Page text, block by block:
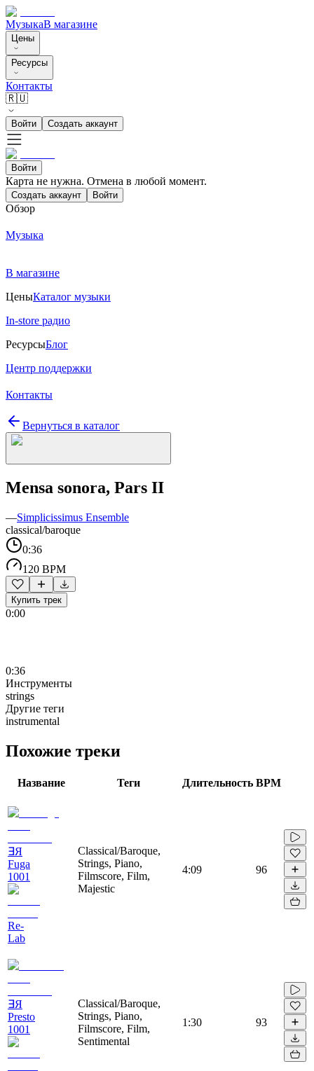
МузыкаВ магазине
Цены
Ресурсы
Контакты
🇷🇺
Войти Создать аккаунт
Войти
Карта не нужна. Отмена в любой момент.
Создать аккаунт Войти
Обзор
Музыка
В магазине
ЦеныКаталог музыки
In-store радио
РесурсыБлог
Центр поддержки
Контакты
Вернуться в каталог
Mensa sonora, Pars II
—Simplicissimus Ensemble
classical/baroque
0:36
120 BPM
Купить трек
0:00
0:36
Инструменты
strings
Другие теги
instrumental
Похожие треки
Название Теги Длительность BPM
∃Я
Fuga
1001
Re-
Lab
Classical/Baroque,
Strings, Piano,
Filmscore, Film,
Majestic
4:09 96
∃Я
Presto
1001
Classical/Baroque,
Strings, Piano,
Filmscore, Film,
Sentimental
1:30 93